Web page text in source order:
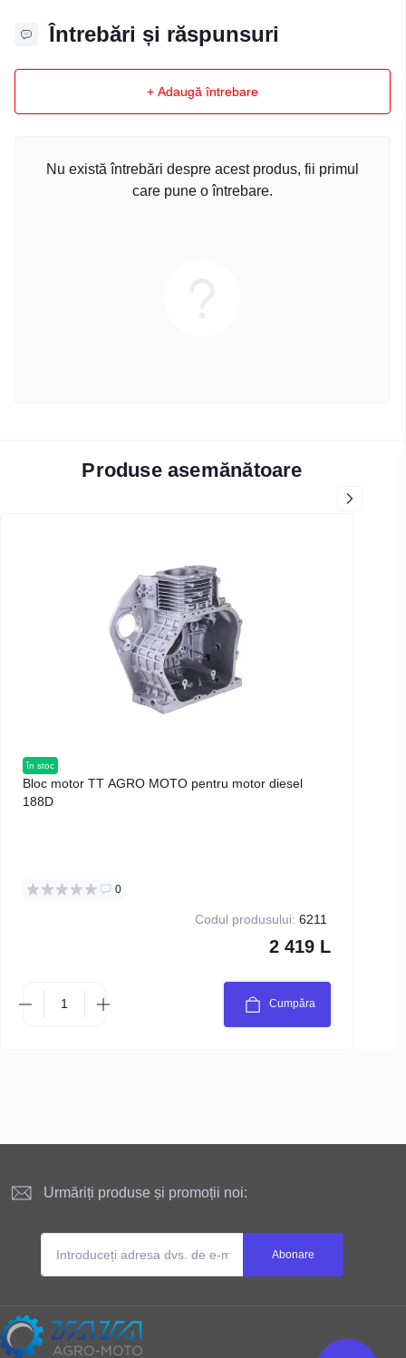
Întrebări și răspunsuri
+ Adaugă întrebare
Nu există întrebări despre acest produs, fii primul
care pune o întrebare.
Produse asemănătoare
în stoc
Bloc motor TT AGRO MOTO pentru motor diesel
188D
0
Codul produsului: 6211
2 419 L
Cumpăra
Urmăriți produse și promoții noi:
Abonare